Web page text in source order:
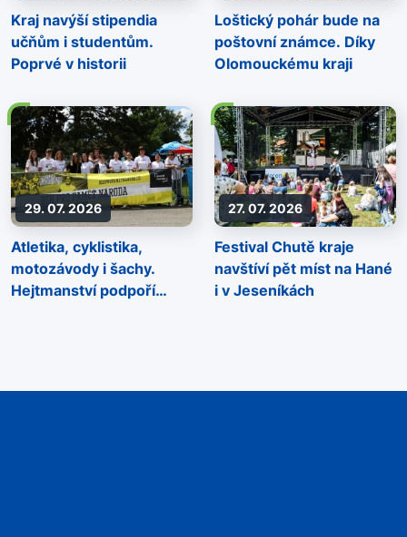
Kraj navýší stipendia
učňům i studentům.
Poprvé v historii
Loštický pohár bude na
poštovní známce. Díky
Olomouckému kraji
29. 07. 2026
Atletika, cyklistika,
motozávody i šachy.
Hejtmanství podpoří
27. 07. 2026
Festival Chutě kraje
navštíví pět míst na Hané
i v Jeseníkách